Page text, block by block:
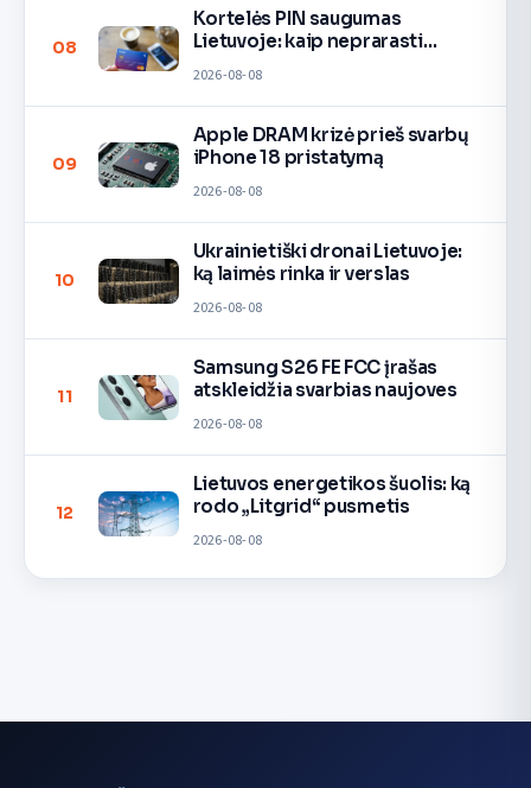
08
Kortelės PIN saugumas
Lietuvoje: kaip neprarasti
2026-08-08
09
Apple DRAM krizė prieš svarbų
iPhone 18 pristatymą
2026-08-08
10
Ukrainietiški dronai Lietuvoje:
ką laimės rinka ir verslas
2026-08-08
11
Samsung S26 FE FCC įrašas
atskleidžia svarbias naujoves
2026-08-08
12
Lietuvos energetikos šuolis: ką
rodo „Litgrid“ pusmetis
2026-08-08